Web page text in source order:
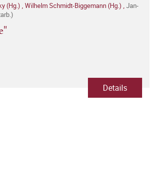
(Hg.) , Wilhelm Schmidt-Biggemann (Hg.) , Jan-
Details